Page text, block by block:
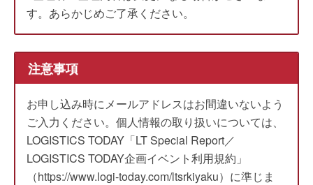
す。あらかじめご了承ください。
注意事項
お申し込み時にメールアドレスはお間違いないよう
ご入力ください。個人情報の取り扱いについては、
LOGISTICS TODAY「LT Special Report／
LOGISTICS TODAY企画イベント利用規約」
（https://www.logi-today.com/ltsrkiyaku）に準じま